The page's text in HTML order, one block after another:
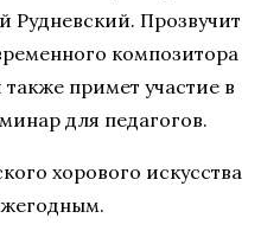
Рудневский. Прозвучит
композитора
примет участие в
для педагогов.
хорового искусства